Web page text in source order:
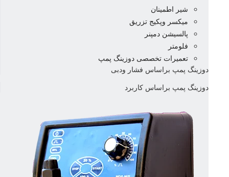
شیر اطمینان
میکسر وپکیج تزریق
پالسیشن دمپنر
فلومتر
تعمیرات تخصصی دوزینگ پمپ
دوزینگ پمپ براساس فشار ودبی
دوزینگ پمپ براساس کاربرد